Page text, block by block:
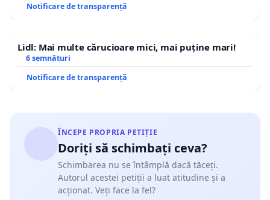
Notificare de transparență
Lidl: Mai multe cărucioare mici, mai puține mari!
6 semnături
Notificare de transparență
ÎNCEPE PROPRIA PETIȚIE
Doriți să schimbați ceva?
Schimbarea nu se întâmplă dacă tăceți.
Autorul acestei petiții a luat atitudine și a
acționat. Veți face la fel?